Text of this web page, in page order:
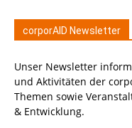
corporAID Newsletter
Unser Newsletter
und Aktivitäten der
Themen sowie
& Entwicklung.